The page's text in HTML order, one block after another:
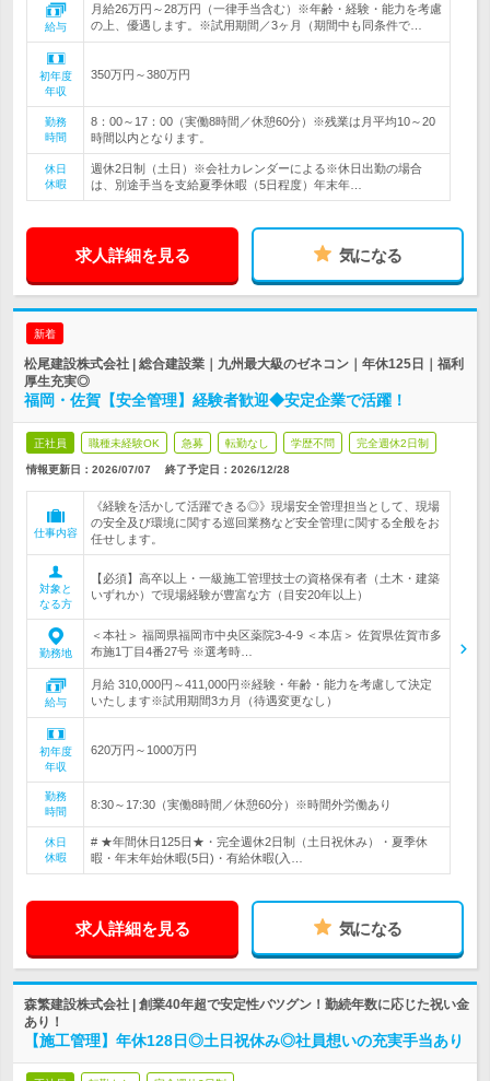
給与
月給26万円～28万円（一律手当含む）※年齢・経験・能力を考慮
の上、優遇します。※試用期間／3ヶ月（期間中も同条件で…
初年度
年収
350万円～380万円
勤務
時間
8：00～17：00（実働8時間／休憩60分）※残業は月平均10～20
時間以内となります。
休日
休暇
週休2日制（土日）※会社カレンダーによる※休日出勤の場合
は、別途手当を支給夏季休暇（5日程度）年末年…
求人詳細を見る 気になる
新着
松尾建設株式会社 | 総合建設業｜九州最大級のゼネコン｜年休125日｜福利
厚生充実◎
福岡・佐賀【安全管理】経験者歓迎◆安定企業で活躍！
正社員 職種未経験OK 急募 転勤なし 学歴不問 完全週休2日制
情報更新日：2026/07/07 終了予定日： 2026/12/28
仕事内容
《経験を活かして活躍できる◎》現場安全管理担当として、現場
の安全及び環境に関する巡回業務など安全管理に関する全般をお
任せします。
対象と
なる方
【必須】高卒以上・一級施工管理技士の資格保有者（土木・建築
いずれか）で現場経験が豊富な方（目安20年以上）
勤務地
＜本社＞ 福岡県福岡市中央区薬院3-4-9 ＜本店＞ 佐賀県佐賀市多
布施1丁目4番27号 ※選考時…
給与
月給 310,000円～411,000円※経験・年齢・能力を考慮して決定
いたします※試用期間3カ月（待遇変更なし）
初年度
年収
620万円～1000万円
勤務
時間
8:30～17:30（実働8時間／休憩60分）※時間外労働あり
休日
休暇
# ★年間休日125日★・完全週休2日制（土日祝休み）・夏季休
暇・年末年始休暇(5日)・有給休暇(入…
求人詳細を見る 気になる
森繁建設株式会社 | 創業40年超で安定性バツグン！勤続年数に応じた祝い金
あり！
【施工管理】年休128日◎土日祝休み◎社員想いの充実手当あり